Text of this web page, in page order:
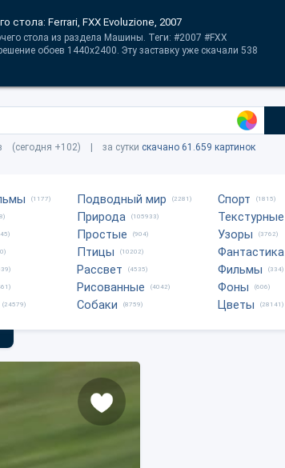
стола: Ferrari, FXX Evoluzione, 2007
стола из раздела Машины. Теги: #2007 #FXX
обоев 1440x2400. Эту заставку уже скачали 538
(сегодня +102) | за сутки скачано 61.659 картинок
(1177)
(24579)
Подводный мир (2281)
Природа (105933)
Простые (904)
Птицы (10202)
Рассвет (4535)
Рисованные (4042)
Собаки (8759)
Спорт (1815)
Текстурные
Узоры (3762)
Фантастика
Фильмы (334)
Фоны (606)
Цветы (28141)